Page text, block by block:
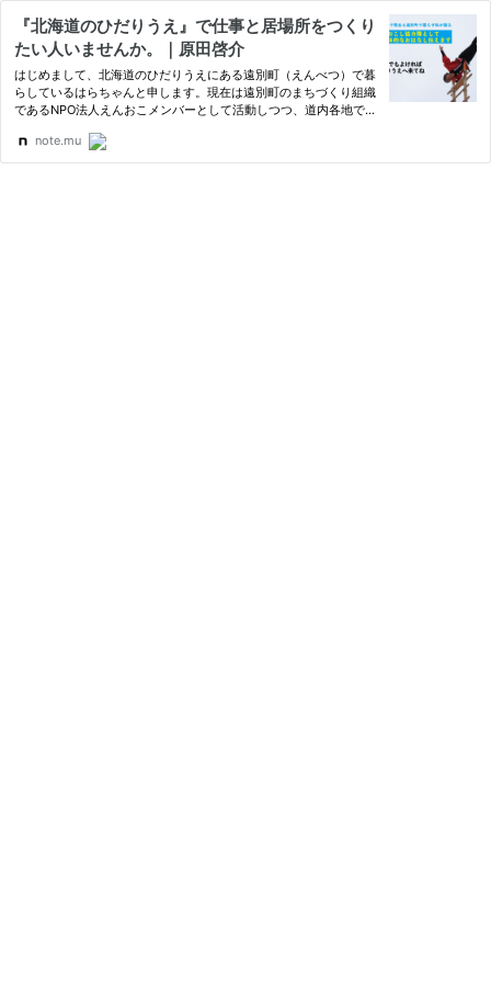
『北海道のひだりうえ』で仕事と居場所をつくり
たい人いませんか。｜原田啓介
はじめまして、北海道のひだりうえにある遠別町（えんべつ）で暮
らしているはらちゃんと申します。現在は遠別町のまちづくり組織
であるNPO法人えんおこメンバーとして活動しつつ、道内各地で写
note.mu